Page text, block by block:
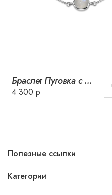
Браслет Пуговка с лунным камнем
4 300 р
Полезные ссылки
Категории